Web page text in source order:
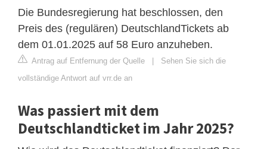
Die Bundesregierung hat beschlossen, den
Preis des (regulären) DeutschlandTickets ab
dem 01.01.2025 auf 58 Euro anzuheben.
Antrag auf Entfernung der Quelle | Sehen Sie sich die
vollständige Antwort auf vrr.de an
Was passiert mit dem
Deutschlandticket im Jahr 2025?